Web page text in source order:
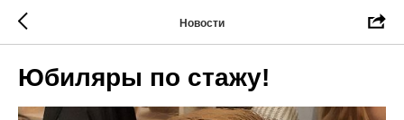
Новости
Юбиляры по стажу!